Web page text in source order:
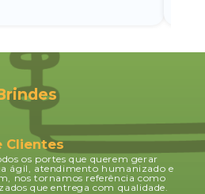
Clientes
os portes que querem gerar
ágil, atendimento humanizado e
nos tornamos referência como
que entrega com qualidade.